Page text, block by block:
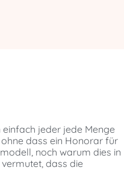
jeder jede Menge
dass ein Honorar für
noch warum dies in
dass die